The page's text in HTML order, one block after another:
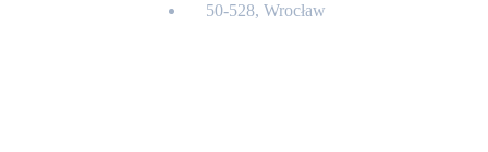
50-528, Wrocław